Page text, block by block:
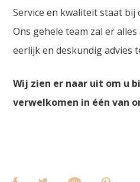
Service en kwaliteit staat bij
Ons gehele team zal er
eerlijk en deskundig advies
Wij zien er naar uit om u
verwelkomen in één van